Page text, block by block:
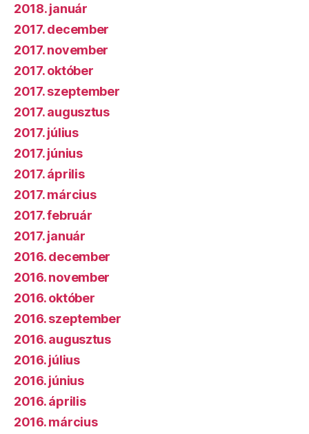
2018. január
2017. december
2017. november
2017. október
2017. szeptember
2017. augusztus
2017. július
2017. június
2017. április
2017. március
2017. február
2017. január
2016. december
2016. november
2016. október
2016. szeptember
2016. augusztus
2016. július
2016. június
2016. április
2016. március